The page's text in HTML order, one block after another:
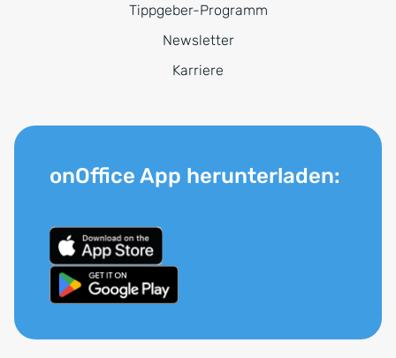
Tippgeber-Programm
Newsletter
Karriere
onOffice App herunterladen: